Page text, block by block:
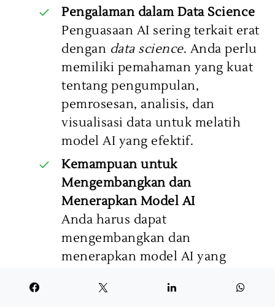
Pengalaman dalam Data Science
Penguasaan AI sering terkait erat
dengan data science. Anda perlu
memiliki pemahaman yang kuat
tentang pengumpulan,
pemrosesan, analisis, dan
visualisasi data untuk melatih
model AI yang efektif.
Kemampuan untuk
Mengembangkan dan
Menerapkan Model AI
Anda harus dapat
mengembangkan dan
menerapkan model AI yang
Anda, serta dapat memahami